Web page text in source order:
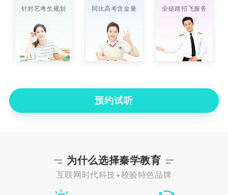
针对艺考生规划 同比高考含金量 全链路招飞服务
预约试听
为什么选择秦学教育
互联网时代科技+校验特色品牌